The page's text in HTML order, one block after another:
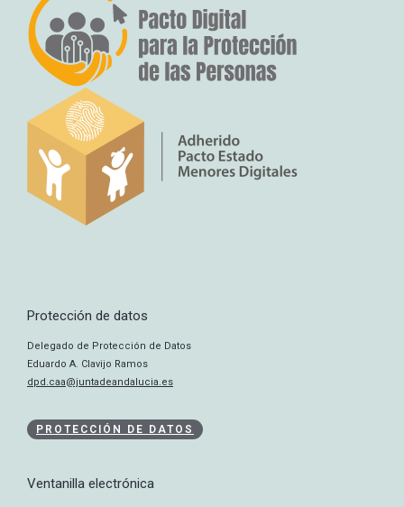
Protección de datos
Delegado de Protección de Datos
Eduardo A. Clavijo Ramos
dpd.caa@juntadeandalucia.es
PROTECCIÓN DE DATOS
Ventanilla electrónica